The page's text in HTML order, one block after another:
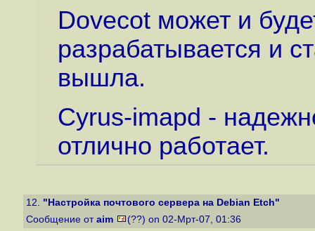
Dovecot может и
разрабатывается и
вышла.
Cyrus-imapd -
отлично работает.
12. "Настройка почтового сервера на Debian Etch"
Сообщение от aim (??) on 02-Мрт-07, 01:36